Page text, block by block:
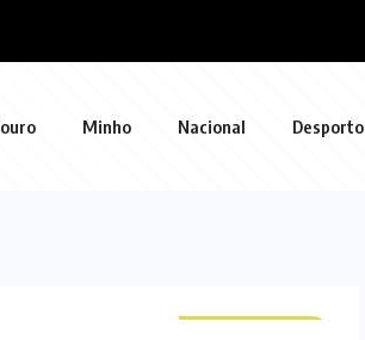
Minho Nacional Desporto